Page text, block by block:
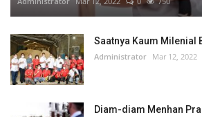
Saatnya Kaum Milenial
Administrator Mar 12, 2022
Diam-diam Menhan